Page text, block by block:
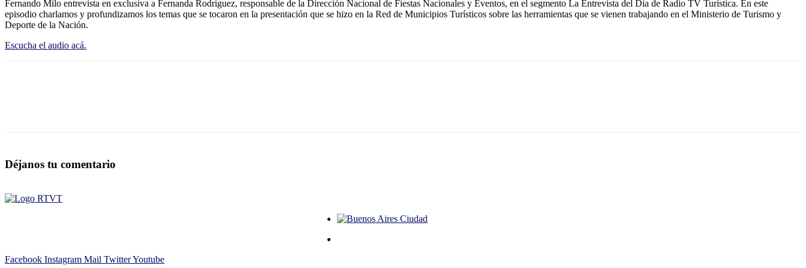
Fernando Milo entrevista en exclusiva a Fernanda Rodriguez, responsable de la Dirección Nacional de Fiestas Nacionales y Eventos, en el segmento La Entrevista del Dia de Radio TV Turística. En este
episodio charlamos y profundizamos los temas que se tocaron en la presentación que se hizo en la Red de Municipios Turísticos sobre las herramientas que se vienen trabajando en el Ministerio de Turismo y
Deporte de la Nación.
Escucha el audio acá.
Déjanos tu comentario
Facebook Instagram Mail TwitterYoutube